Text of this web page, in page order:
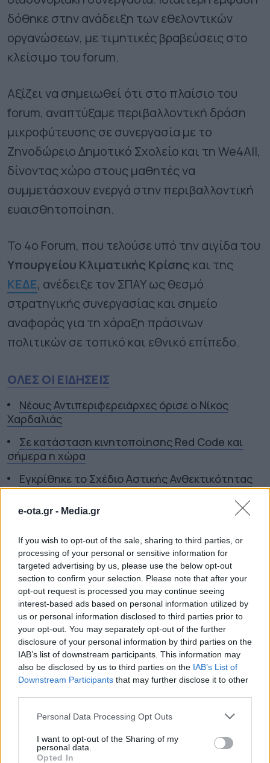
e-ota.gr - Media.gr
If you wish to opt-out of the sale, sharing to third parties, or
processing of your personal or sensitive information for
targeted advertising by us, please use the below opt-out
section to confirm your selection. Please note that after your
opt-out request is processed you may continue seeing
interest-based ads based on personal information utilized by
us or personal information disclosed to third parties prior to
your opt-out. You may separately opt-out of the further
disclosure of your personal information by third parties on the
IAB’s list of downstream participants. This information may
also be disclosed by us to third parties on the IAB’s List of
Downstream Participants that may further disclose it to other
Personal Data Processing Opt Outs
I want to opt-out of the Sharing of my
personal data.
Opted In
δόθηκε στην ανάδειξη των εθελοντικών
οργανώσεων, με τιμητικές βραβεύσεις στο
κλείσιμο του forum.
Αξίζει να σημειωθεί ότι στο πλαίσιο του
forum, αναπτύξαμε περιβαλλοντική δράση
μικροφύτευσης σε συνεργασία με το
Ζηνοδώρειο Δημοτικό Σχολείο και τη We4All,
δίνοντας χώρο στους μαθητές να
συμμετάσχουν ενεργά στην περιβαλλοντική
ευαισθητοποίηση.
Το 4ο Forum, που τελούσε υπό την αιγίδα του
Υπουργείου Κλιματικής Κρίσης και της
ΚΕΔΕ, ανέδειξε τον ΣΠΑΥ ως θεσμό
στρατηγικής συνεργασίας και σημείο
αναφοράς για τη χάραξη πράσινων
πολιτικών σε τοπικό και εθνικό επίπεδο.
ΟΛΕΣ ΟΙ ΕΙΔΗΣΕΙΣ
Νέους Αντιπεριφερειάρχες όρισε ο Νίκος
Χαρδαλιάς
Σε κατάσταση κινητοποίησης Red Code και
σήμερα η χώρα
Εγκρίθηκε το Σχέδιο Αστικής Ανθεκτικότητας
του δήμου Μαλεβιζίου
ΜΑΔΗΣ ΚΕΔΕ ΚΛΙΜΑΤΙΚΗ ΚΡΙΣΗ
ΠΑΓΚΟΣΜΙΑ ΗΜΕΡΑ
ΠΕΡΙΒΑΛΛΟΝΤΟΣ ΠΕΡΙΒΑΛΛΟΝ ΣΠΑΥ ΥΜΗΤΤΟΣ
ΚΛΙΜΑΤΙΚΗΣ ΚΡΙΣΗΣ ΚΑΙ ΠΟΛΙΤΙΚΗΣ ΠΡΟΣΤΑΣΙΑΣ
ΑΠΟΨΕΙΣ-ΣΧΟΛΙΑ